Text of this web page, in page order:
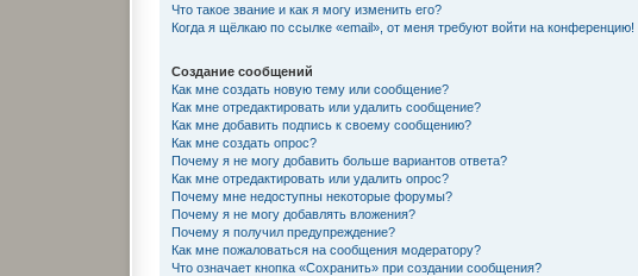
Что такое звание и как я могу изменить его?
Когда я щёлкаю по ссылке «email», от меня требуют войти на конференцию!
Создание сообщений
Как мне создать новую тему или сообщение?
Как мне отредактировать или удалить сообщение?
Как мне добавить подпись к своему сообщению?
Как мне создать опрос?
Почему я не могу добавить больше вариантов ответа?
Как мне отредактировать или удалить опрос?
Почему мне недоступны некоторые форумы?
Почему я не могу добавлять вложения?
Почему я получил предупреждение?
Как мне пожаловаться на сообщения модератору?
Что означает кнопка «Сохранить» при создании сообщения?